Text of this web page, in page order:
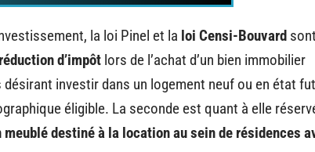
la loi Pinel et la loi Censi-Bouvard sont
réduction d’impôt lors de l’achat d’un bien immobilier
investir dans un logement neuf ou en état
éligible. La seconde est quant à elle
meublé destiné à la location au sein de résidences